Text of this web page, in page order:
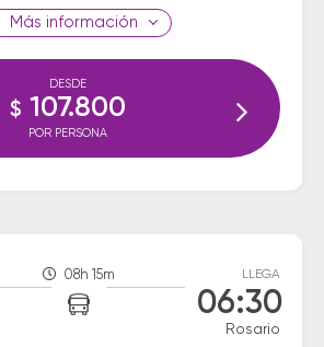
información
DESDE
$ 107.800
POR PERSONA
08h 15m LLEGA
06:30
Rosario